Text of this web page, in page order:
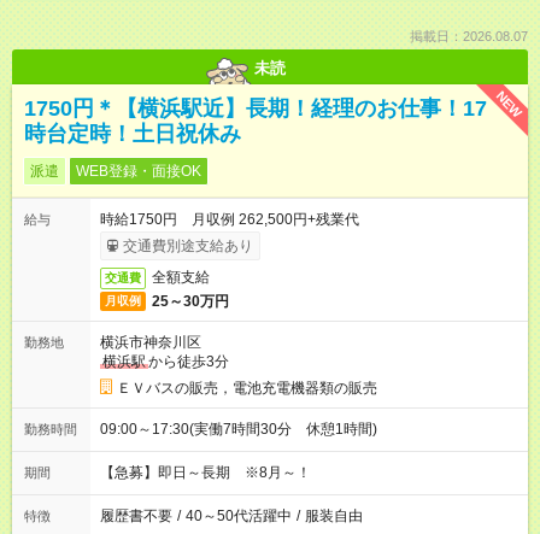
掲載日：2026.08.07
未読
NEW
1750円＊【横浜駅近】長期！経理のお仕事！17
時台定時！土日祝休み
派遣 WEB登録・面接OK
給与
時給1750円 月収例 262,500円+残業代
交通費別途支給あり
交通費 全額支給
月収例 25～30万円
勤務地
横浜市神奈川区
横浜駅から徒歩3分
ＥＶバスの販売，電池充電機器類の販売
勤務時間 09:00～17:30(実働7時間30分 休憩1時間)
期間 【急募】即日～長期 ※8月～！
特徴 履歴書不要 / 40～50代活躍中 / 服装自由